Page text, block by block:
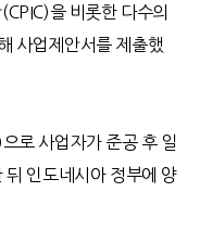
을 비롯한 다수의
사업제안서를 제출했
로 사업자가 준공 후 일
뒤 인도네시아 정부에 양